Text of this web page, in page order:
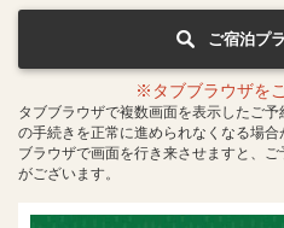
ご宿泊プ
※タブブラウザを
タブブラウザで複数画面を表示したご
の手続きを正常に進められなくなる場合
ブラウザで画面を行き来させますと、
がございます。